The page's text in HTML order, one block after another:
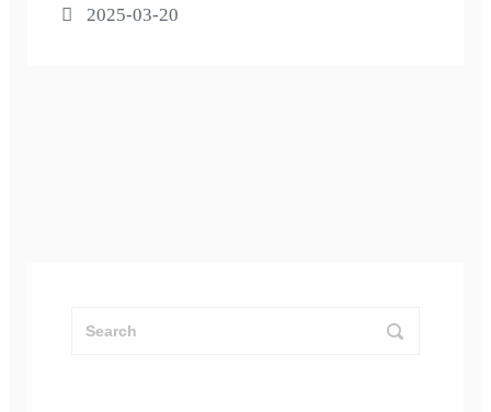
2025-03-20